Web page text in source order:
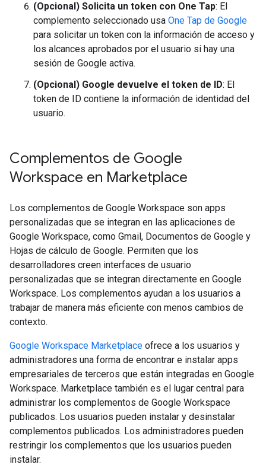
(Opcional) Solicita un token con One Tap: El
complemento seleccionado usa One Tap de Google
para solicitar un token con la información de acceso y
los alcances aprobados por el usuario si hay una
sesión de Google activa.
(Opcional) Google devuelve el token de ID: El
token de ID contiene la información de identidad del
usuario.
Complementos de Google
Workspace en Marketplace
Los complementos de Google Workspace son apps
personalizadas que se integran en las aplicaciones de
Google Workspace, como Gmail, Documentos de Google y
Hojas de cálculo de Google. Permiten que los
desarrolladores creen interfaces de usuario
personalizadas que se integran directamente en Google
Workspace. Los complementos ayudan a los usuarios a
trabajar de manera más eficiente con menos cambios de
contexto.
Google Workspace Marketplace ofrece a los usuarios y
administradores una forma de encontrar e instalar apps
empresariales de terceros que están integradas en Google
Workspace. Marketplace también es el lugar central para
administrar los complementos de Google Workspace
publicados. Los usuarios pueden instalar y desinstalar
complementos publicados. Los administradores pueden
restringir los complementos que los usuarios pueden
instalar.